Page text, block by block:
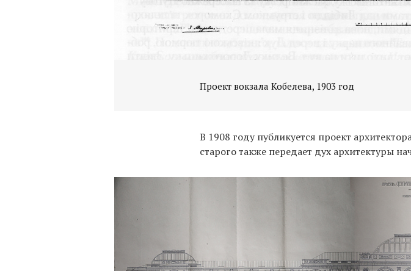
Проект вокзала Кобелева, 1903 год
В 1908 году публикуется проект
старого также передает дух архитектуры